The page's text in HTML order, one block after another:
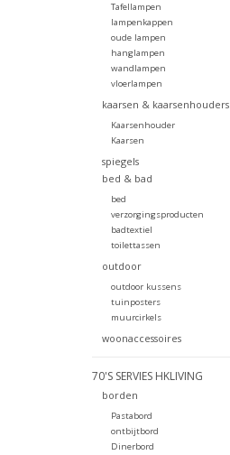
Tafellampen
lampenkappen
oude lampen
hanglampen
wandlampen
vloerlampen
kaarsen & kaarsenhouders
Kaarsenhouder
Kaarsen
spiegels
bed & bad
bed
verzorgingsproducten
badtextiel
toilettassen
outdoor
outdoor kussens
tuinposters
muurcirkels
woonaccessoires
70'S SERVIES HKLIVING
borden
Pastabord
ontbijtbord
Dinerbord